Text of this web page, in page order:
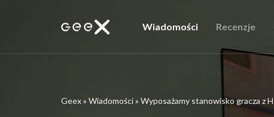
Wiadomości Recenzje
Geex» Wiadomości» Wyposażamy stanowisko gracza z